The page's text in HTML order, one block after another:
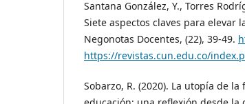
Santana González, Y., Torres
Siete aspectos claves para elevar
Negonotas Docentes, (22), 39-49.
https://revistas.cun.edu.co/
Sobarzo, R. (2020). La utopía de